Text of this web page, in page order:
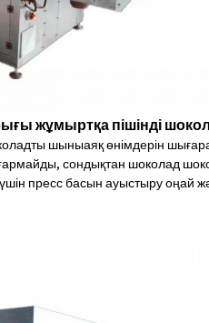
жұмыртқа пішінді
шыныаяқ өнімдерін
сондықтан шоколад
пресс басын ауыстыру оңай